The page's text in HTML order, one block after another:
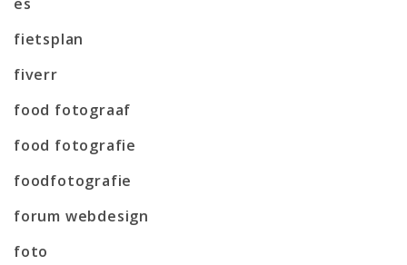
fietsplan
fiverr
food fotograaf
food fotografie
foodfotografie
forum webdesign
foto